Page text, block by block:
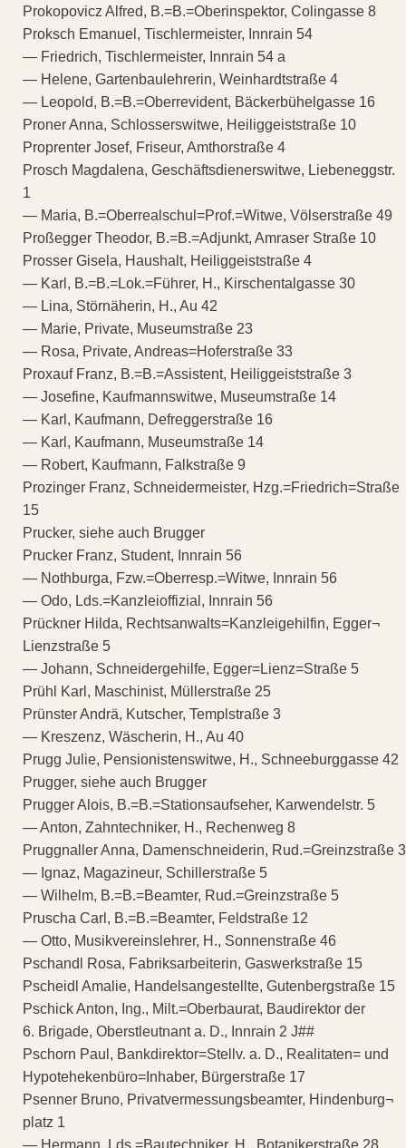
Prokopovicz Alfred, B.=B.=Oberinspektor, Colingasse 8
Proksch Emanuel, Tischlermeister, Innrain 54
— Friedrich, Tischlermeister, Innrain 54 a
— Helene, Gartenbaulehrerin, Weinhardtstraße 4
— Leopold, B.=B.=Oberrevident, Bäckerbühelgasse 16
Proner Anna, Schlosserswitwe, Heiliggeiststraße 10
Proprenter Josef, Friseur, Amthorstraße 4
Prosch Magdalena, Geschäftsdienerswitwe, Liebeneggstr.
1
— Maria, B.=Oberrealschul=Prof.=Witwe, Völserstraße 49
Proßegger Theodor, B.=B.=Adjunkt, Amraser Straße 10
Prosser Gisela, Haushalt, Heiliggeiststraße 4
— Karl, B.=B.=Lok.=Führer, H., Kirschentalgasse 30
— Lina, Störnäherin, H., Au 42
— Marie, Private, Museumstraße 23
— Rosa, Private, Andreas=Hoferstraße 33
Proxauf Franz, B.=B.=Assistent, Heiliggeiststraße 3
— Josefine, Kaufmannswitwe, Museumstraße 14
— Karl, Kaufmann, Defreggerstraße 16
— Karl, Kaufmann, Museumstraße 14
— Robert, Kaufmann, Falkstraße 9
Prozinger Franz, Schneidermeister, Hzg.=Friedrich=Straße
15
Prucker, siehe auch Brugger
Prucker Franz, Student, Innrain 56
— Nothburga, Fzw.=Oberresp.=Witwe, Innrain 56
— Odo, Lds.=Kanzleioffizial, Innrain 56
Prückner Hilda, Rechtsanwalts=Kanzleigehilfin, Egger¬
Lienzstraße 5
— Johann, Schneidergehilfe, Egger=Lienz=Straße 5
Prühl Karl, Maschinist, Müllerstraße 25
Prünster Andrä, Kutscher, Templstraße 3
— Kreszenz, Wäscherin, H., Au 40
Prugg Julie, Pensionistenswitwe, H., Schneeburggasse 42
Prugger, siehe auch Brugger
Prugger Alois, B.=B.=Stationsaufseher, Karwendelstr. 5
— Anton, Zahntechniker, H., Rechenweg 8
Pruggnaller Anna, Damenschneiderin, Rud.=Greinzstraße 3
— Ignaz, Magazineur, Schillerstraße 5
— Wilhelm, B.=B.=Beamter, Rud.=Greinzstraße 5
Pruscha Carl, B.=B.=Beamter, Feldstraße 12
— Otto, Musikvereinslehrer, H., Sonnenstraße 46
Pschandl Rosa, Fabriksarbeiterin, Gaswerkstraße 15
Pscheidl Amalie, Handelsangestellte, Gutenbergstraße 15
Pschick Anton, Ing., Milt.=Oberbaurat, Baudirektor der
6. Brigade, Oberstleutnant a. D., Innrain 2 J##
Pschorn Paul, Bankdirektor=Stellv. a. D., Realitaten= und
Hypotehekenbüro=Inhaber, Bürgerstraße 17
Psenner Bruno, Privatvermessungsbeamter, Hindenburg¬
platz 1